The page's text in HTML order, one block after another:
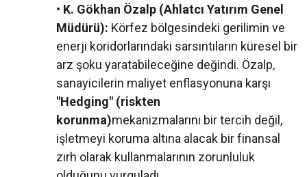
• K. Gökhan Özalp (Ahlatcı Yatırım Genel
Müdürü): Körfez bölgesindeki gerilimin ve
enerji koridorlarındaki sarsıntıların küresel bir
arz şoku yaratabileceğine değindi. Özalp,
sanayicilerin maliyet enflasyonuna karşı
"Hedging" (riskten
korunma)mekanizmalarını bir tercih değil,
işletmeyi koruma altına alacak bir finansal
zırh olarak kullanmalarının zorunluluk